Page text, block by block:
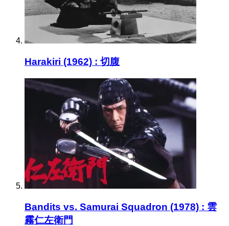
Harakiri (1962) : 切腹
Bandits vs. Samurai Squadron (1978) : 雲
霧仁左衛門